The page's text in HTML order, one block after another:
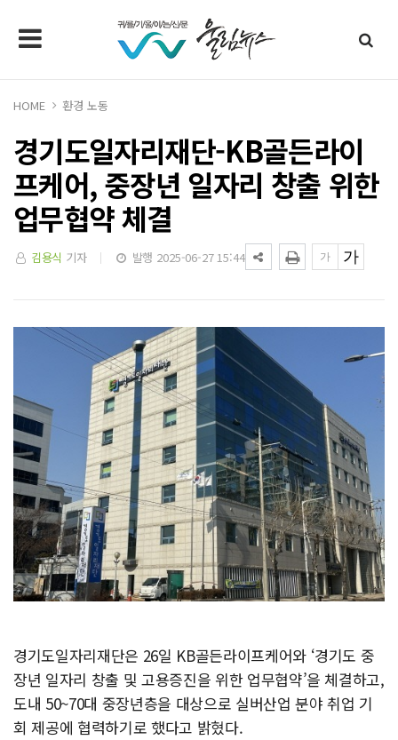
HOME 환경 노동
경기도일자리재단-KB골든라이
프케어, 중장년 일자리 창출 위한
업무협약 체결
김용식 기자 발행 2025-06-27 15:44
경기도일자리재단은 26일 KB골든라이프케어와 ‘경기도 중
장년 일자리 창출 및 고용증진을 위한 업무협약’을 체결하고,
도내 50~70대 중장년층을 대상으로 실버산업 분야 취업 기
회 제공에 협력하기로 했다고 밝혔다.